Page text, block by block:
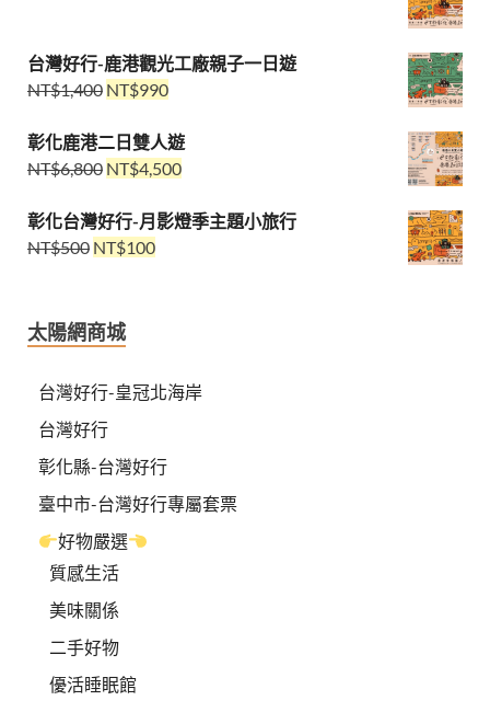
台灣好行-鹿港觀光工廠親子一日遊
NT$1,400 NT$990
彰化鹿港二日雙人遊
NT$6,800 NT$4,500
彰化台灣好行-月影燈季主題小旅行
NT$500 NT$100
太陽網商城
台灣好行-皇冠北海岸
台灣好行
彰化縣-台灣好行
臺中市-台灣好行專屬套票
好物嚴選
質感生活
美味關係
二手好物
優活睡眠館